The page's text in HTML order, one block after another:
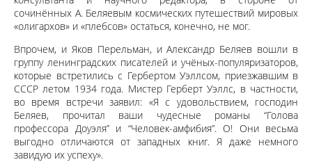
сочинённых А. Беляевым космических путешествий мировых
«олигархов» и «плебсов» остаться, конечно, не мог.
Впрочем, и Яков Перельман, и Александр Беляев вошли в
группу ленинградских писателей и учёных-популяризаторов,
которые встретились с Гербертом Уэллсом, приезжавшим в
СССР летом 1934 года. Мистер Герберт Уэллс, в частности,
во время встречи заявил: «Я с удовольствием, господин
Беляев, прочитал ваши чудесные романы “Голова
профессора Доуэля” и “Человек-амфибия”. О! Они весьма
выгодно отличаются от западных книг. Я даже немного
завидую их успеху».